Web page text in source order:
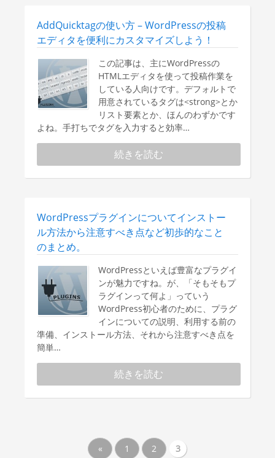
AddQuicktagの使い方 – WordPressの投稿
エディタを便利にカスタマイズしよう！
この記事は、主にWordPressの
HTMLエディタを使って投稿作業を
している人向けです。デフォルトで
用意されているタグは<strong>とか
リスト要素とか、ほんのわずかです
よね。手打ちでタグを入力すると効率…
続きを読む
WordPressプラグインについてインストー
ル方法から注意すべき点など初歩的なこと
のまとめ。
WordPressといえば豊富なプラグイ
ンが魅力ですね。が、「そもそもプ
ラグインって何よ」っていう
WordPress初心者のために、プラグ
インについての説明、利用する前の
準備、インストール方法、それから注意すべき点を
簡単…
続きを読む
« 1 2 3